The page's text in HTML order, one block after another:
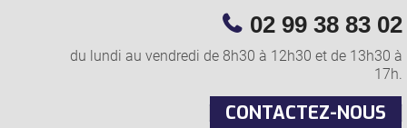
02 99 38 83 02
du lundi au vendredi de 8h30 à 12h30 et de 13h30 à
17h.
CONTACTEZ-NOUS